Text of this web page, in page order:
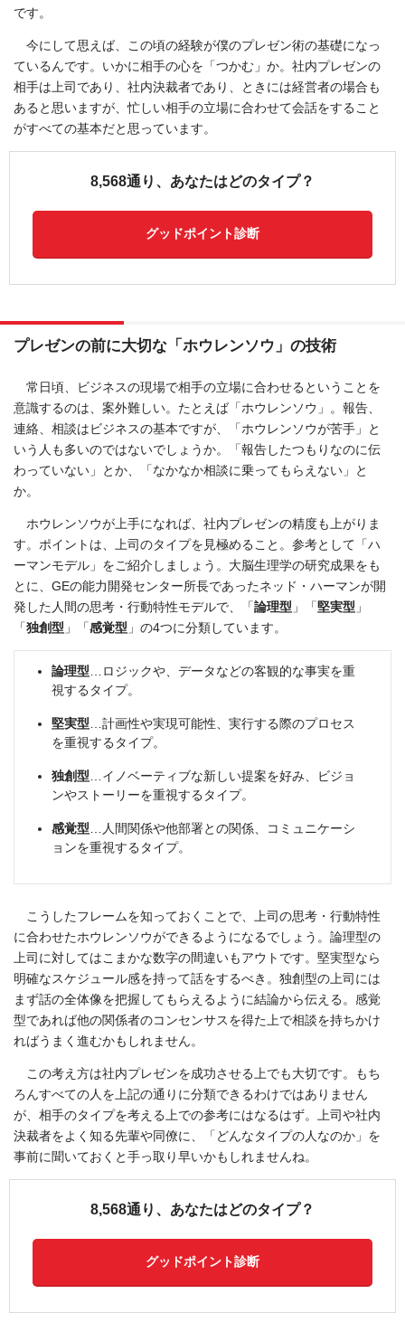
です。
今にして思えば、この頃の経験が僕のプレゼン術の基礎になっ
ているんです。いかに相手の心を「つかむ」か。社内プレゼンの
相手は上司であり、社内決裁者であり、ときには経営者の場合も
あると思いますが、忙しい相手の立場に合わせて会話をすること
がすべての基本だと思っています。
8,568通り、あなたはどのタイプ？
グッドポイント診断
プレゼンの前に大切な「ホウレンソウ」の技術
常日頃、ビジネスの現場で相手の立場に合わせるということを
意識するのは、案外難しい。たとえば「ホウレンソウ」。報告、
連絡、相談はビジネスの基本ですが、「ホウレンソウが苦手」と
いう人も多いのではないでしょうか。「報告したつもりなのに伝
わっていない」とか、「なかなか相談に乗ってもらえない」と
か。
ホウレンソウが上手になれば、社内プレゼンの精度も上がりま
す。ポイントは、上司のタイプを見極めること。参考として「ハ
ーマンモデル」をご紹介しましょう。大脳生理学の研究成果をも
とに、GEの能力開発センター所長であったネッド・ハーマンが開
発した人間の思考・行動特性モデルで、「論理型 」「堅実型 」
「独創型 」「感覚型 」の4つに分類しています。
論理型 …ロジックや、データなどの客観的な事実を重
視するタイプ。
堅実型 …計画性や実現可能性、実行する際のプロセス
を重視するタイプ。
独創型 …イノベーティブな新しい提案を好み、ビジョ
ンやストーリーを重視するタイプ。
感覚型 …人間関係や他部署との関係、コミュニケーシ
ョンを重視するタイプ。
こうしたフレームを知っておくことで、上司の思考・行動特性
に合わせたホウレンソウができるようになるでしょう。論理型の
上司に対してはこまかな数字の間違いもアウトです。堅実型なら
明確なスケジュール感を持って話をするべき。独創型の上司には
まず話の全体像を把握してもらえるように結論から伝える。感覚
型であれば他の関係者のコンセンサスを得た上で相談を持ちかけ
ればうまく進むかもしれません。
この考え方は社内プレゼンを成功させる上でも大切です。もち
ろんすべての人を上記の通りに分類できるわけではありません
が、相手のタイプを考える上での参考にはなるはず。上司や社内
決裁者をよく知る先輩や同僚に、「どんなタイプの人なのか」を
事前に聞いておくと手っ取り早いかもしれませんね。
8,568通り、あなたはどのタイプ？
グッドポイント診断